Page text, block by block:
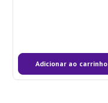
Adicionar ao carrinho